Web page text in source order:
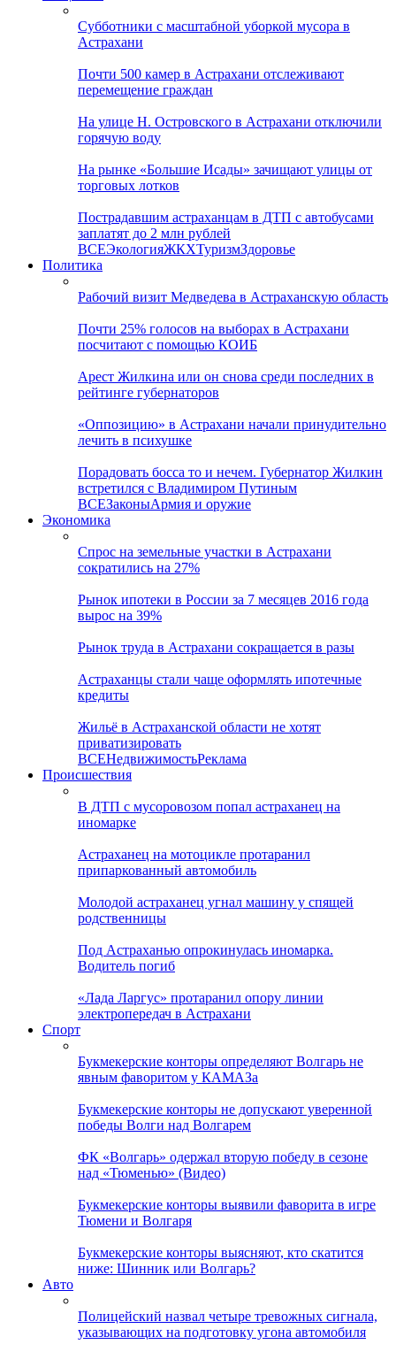
Субботники с масштабной уборкой мусора в
Астрахани
Почти 500 камер в Астрахани отслеживают
перемещение граждан
На улице Н. Островского в Астрахани отключили
горячую воду
На рынке «Большие Исады» зачищают улицы от
торговых лотков
Пострадавшим астраханцам в ДТП с автобусами
заплатят до 2 млн рублей
ВСЕЭкологияЖКХТуризмЗдоровье
Политика
Рабочий визит Медведева в Астраханскую область
Почти 25% голосов на выборах в Астрахани
посчитают с помощью КОИБ
Арест Жилкина или он снова среди последних в
рейтинге губернаторов
«Оппозицию» в Астрахани начали принудительно
лечить в психушке
Порадовать босса то и нечем. Губернатор Жилкин
встретился с Владимиром Путиным
ВСЕЗаконыАрмия и оружие
Экономика
Спрос на земельные участки в Астрахани
сократились на 27%
Рынок ипотеки в России за 7 месяцев 2016 года
вырос на 39%
Рынок труда в Астрахани сокращается в разы
Астраханцы стали чаще оформлять ипотечные
кредиты
Жильё в Астраханской области не хотят
приватизировать
ВСЕНедвижимостьРеклама
Происшествия
В ДТП с мусоровозом попал астраханец на
иномарке
Астраханец на мотоцикле протаранил
припаркованный автомобиль
Молодой астраханец угнал машину у спящей
родственницы
Под Астраханью опрокинулась иномарка.
Водитель погиб
«Лада Ларгус» протаранил опору линии
электропередач в Астрахани
Спорт
Букмекерские конторы определяют Волгарь не
явным фаворитом у КАМАЗа
Букмекерские конторы не допускают уверенной
победы Волги над Волгарем
ФК «Волгарь» одержал вторую победу в сезоне
над «Тюменью» (Видео)
Букмекерские конторы выявили фаворита в игре
Тюмени и Волгаря
Букмекерские конторы выясняют, кто скатится
ниже: Шинник или Волгарь?
Авто
Полицейский назвал четыре тревожных сигнала,
указывающих на подготовку угона автомобиля